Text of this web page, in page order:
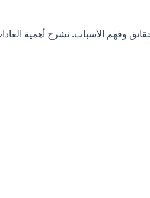
وفهم الأسباب. نشرح أهمية